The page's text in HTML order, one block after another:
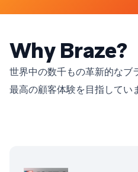
Why Braze?
世界中の数千もの革新的なブ
最高の顧客体験を目指してい